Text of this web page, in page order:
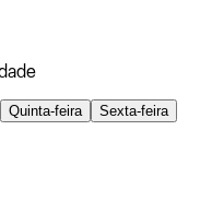
Quinta-feira
Sexta-feira